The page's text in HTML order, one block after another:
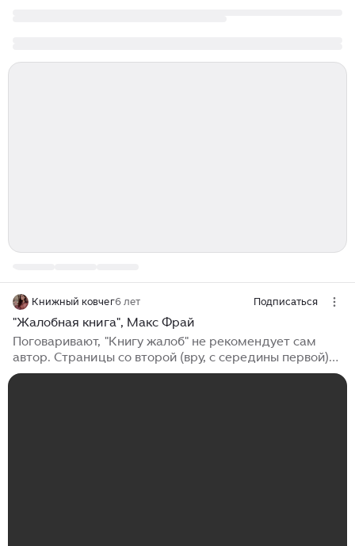
Книжный ковчег6 лет Подписаться
"Жалобная книга", Макс Фрай
Поговаривают, "Книгу жалоб" не рекомендует сам
автор. Страницы со второй (вру, с середины первой)
становится ясно, почему. Opus magnum вышел